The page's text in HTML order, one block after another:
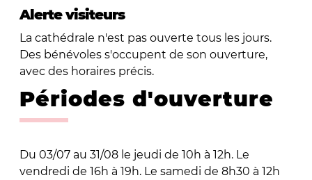
Alerte visiteurs
La cathédrale n'est pas ouverte tous les jours.
Des bénévoles s'occupent de son ouverture,
avec des horaires précis.
Périodes d'ouverture
Du 03/07 au 31/08 le jeudi de 10h à 12h. Le
vendredi de 16h à 19h. Le samedi de 8h30 à 12h